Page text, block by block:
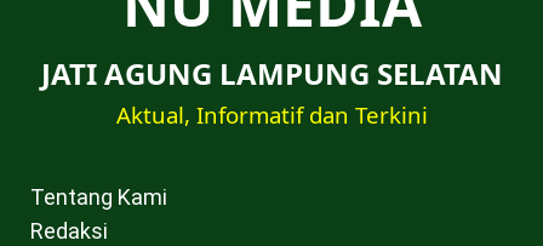
JATI AGUNG LAMPUNG SELATAN
Aktual, Informatif dan Terkini
Tentang Kami
Redaksi